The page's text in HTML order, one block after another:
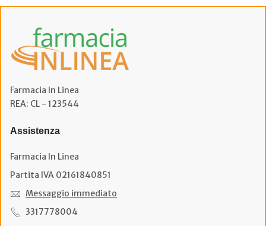
Farmacia In Linea
REA: CL - 123544
Assistenza
Farmacia In Linea
Partita IVA 02161840851
Messaggio immediato
3317778004